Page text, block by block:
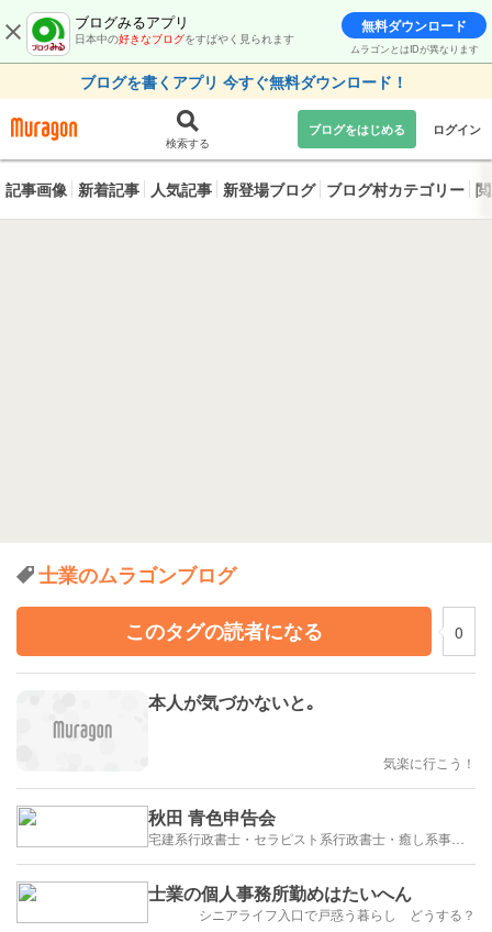
ブログみるアプリ
日本中の好きなブログをすばやく見られます
無料ダウンロード
ムラゴンとはIDが異なります
ブログを書くアプリ 今すぐ無料ダウンロード！
検索する
ブログをはじめる ログイン
記事画像 新着記事 人気記事 新登場ブログ ブログ村カテゴリー
士業のムラゴンブログ
このタグの読者になる
0
本人が気づかないと｡
気楽に行こう！
秋田 青色申告会
士業の個人事務所勤めはたいへん
シニアライフ入口で戸惑う暮らし どうする？